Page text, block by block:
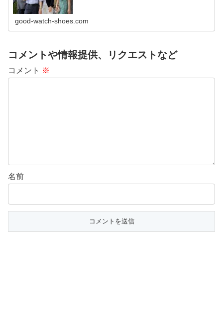
good-watch-shoes.com
コメントや情報提供、リクエストなど
コメント ※
名前